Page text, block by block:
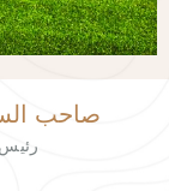
صاحب
رئيس